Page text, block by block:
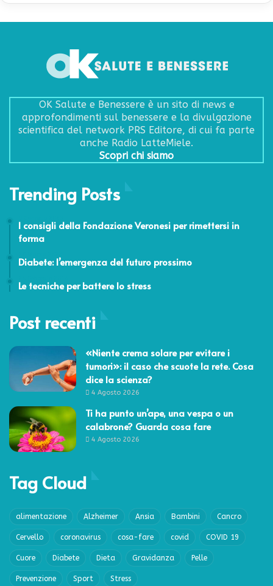
OK Salute e Benessere è un sito di news e
approfondimenti sul benessere e la divulgazione
scientifica del network PRS Editore, di cui fa parte
anche Radio LatteMiele.
Scopri chi siamo
Trending Posts
I consigli della Fondazione Veronesi per rimettersi in
forma
Diabete: l’emergenza del futuro prossimo
Le tecniche per battere lo stress
Post recenti
«Niente crema solare per evitare i
tumori»: il caso che scuote la rete. Cosa
dice la scienza?
4 Agosto 2026
Ti ha punto un’ape, una vespa o un
calabrone? Guarda cosa fare
4 Agosto 2026
Tag Cloud
alimentazione Alzheimer Ansia Bambini Cancro
Cervello coronavirus cosa-fare covid COVID 19
Cuore Diabete Dieta Gravidanza Pelle
Prevenzione Sport Stress